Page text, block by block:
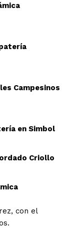
Campesinos
en Simbol
Criollo
con el